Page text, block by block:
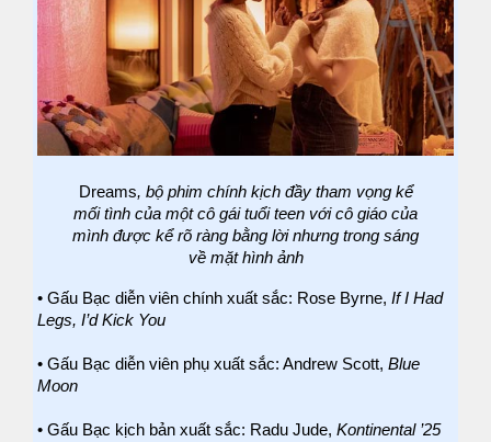
Dreams, bộ phim chính kịch đầy tham vọng kể
mối tình của một cô gái tuổi teen với cô giáo của
mình được kể rõ ràng bằng lời nhưng trong sáng
về mặt hình ảnh
• Gấu Bạc diễn viên chính xuất sắc: Rose Byrne, If I Had
Legs, I’d Kick You
• Gấu Bạc diễn viên phụ xuất sắc: Andrew Scott, Blue
Moon
• Gấu Bạc kịch bản xuất sắc: Radu Jude, Kontinental ’25